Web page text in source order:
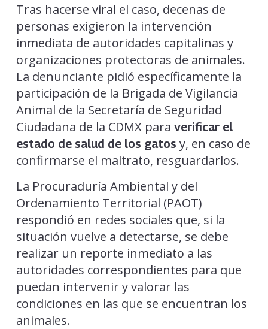
Tras hacerse viral el caso, decenas de
personas exigieron la intervención
inmediata de autoridades capitalinas y
organizaciones protectoras de animales.
La denunciante pidió específicamente la
participación de la Brigada de Vigilancia
Animal de la Secretaría de Seguridad
Ciudadana de la CDMX para verificar el
estado de salud de los gatos y, en caso de
confirmarse el maltrato, resguardarlos.
La Procuraduría Ambiental y del
Ordenamiento Territorial (PAOT)
respondió en redes sociales que, si la
situación vuelve a detectarse, se debe
realizar un reporte inmediato a las
autoridades correspondientes para que
puedan intervenir y valorar las
condiciones en las que se encuentran los
animales.